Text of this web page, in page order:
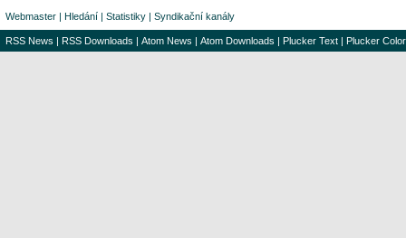
Webmaster | Hledání | Statistiky | Syndikační kanály
RSS News | RSS Downloads | Atom News | Atom Downloads | Plucker Text | Plucker Color